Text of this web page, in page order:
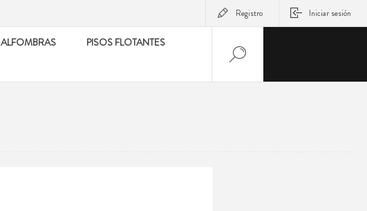
Registro Iniciar sesión
ALFOMBRAS
PISOS FLOTANTES